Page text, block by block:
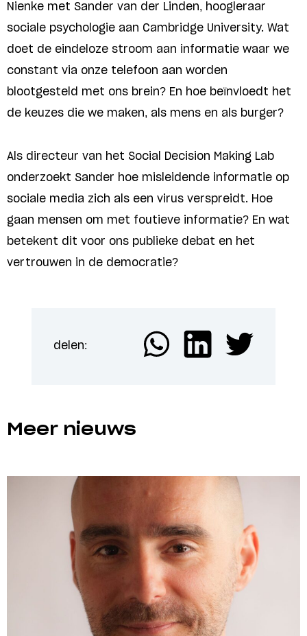
Nienke met Sander van der Linden, hoogleraar
sociale psychologie aan Cambridge University. Wat
doet de eindeloze stroom aan informatie waar we
constant via onze telefoon aan worden
blootgesteld met ons brein? En hoe beïnvloedt het
de keuzes die we maken, als mens en als burger?
Als directeur van het Social Decision Making Lab
onderzoekt Sander hoe misleidende informatie op
sociale media zich als een virus verspreidt. Hoe
gaan mensen om met foutieve informatie? En wat
betekent dit voor ons publieke debat en het
vertrouwen in de democratie?
delen:
Meer nieuws